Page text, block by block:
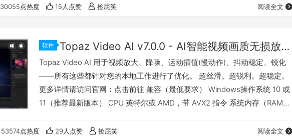
都能让您的图像更贴近现实。皮肤纹理、织物、羽毛和头发。使用数百万张
图像进行训练，以获得最高质量的细节。 Gigapixel…
30055点热度 15人点赞 捡屁笑 阅读全文
软件 Topaz Video AI v7.0.0 - AI智能视频画质无损放大增强、丝滑慢动作、画面稳定、降噪、锐化（Win&Mac）
Topaz Video AI 用于视频放大、降噪、运动插值(慢动作)、抖动稳定、锐化
——所有这些都针对您的本地工作进行了优化。 超丝滑。超锐利。超稳定。
更多详情请访问官网：点击前往 兼容（最低要求） Windows操作系统 10 或
11（推荐最新版本） CPU 英特尔或 AMD，带 AVX2 指令 系统内存（RAM）
高版本，6GB 显存 图形卡（AMD） AMD Radeon 500 系列或更高版本，
53574点热度 29人点赞 捡屁笑 阅读全文